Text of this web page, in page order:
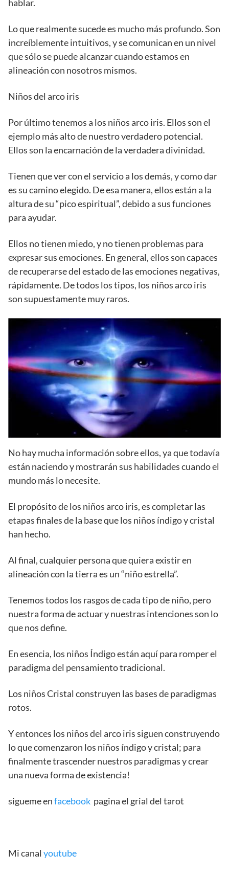
hablar.
Lo que realmente sucede es mucho más profundo. Son
increíblemente intuitivos, y se comunican en un nivel
que sólo se puede alcanzar cuando estamos en
alineación con nosotros mismos.
Niños del arco iris
Por último tenemos a los niños arco iris. Ellos son el
ejemplo más alto de nuestro verdadero potencial.
Ellos son la encarnación de la verdadera divinidad.
Tienen que ver con el servicio a los demás, y como dar
es su camino elegido. De esa manera, ellos están a la
altura de su “pico espiritual”, debido a sus funciones
para ayudar.
Ellos no tienen miedo, y no tienen problemas para
expresar sus emociones. En general, ellos son capaces
de recuperarse del estado de las emociones negativas,
rápidamente. De todos los tipos, los niños arco iris
son supuestamente muy raros.
No hay mucha información sobre ellos, ya que todavía
están naciendo y mostrarán sus habilidades cuando el
mundo más lo necesite.
El propósito de los niños arco iris, es completar las
etapas finales de la base que los niños índigo y cristal
han hecho.
Al final, cualquier persona que quiera existir en
alineación con la tierra es un “niño estrella”.
Tenemos todos los rasgos de cada tipo de niño, pero
nuestra forma de actuar y nuestras intenciones son lo
que nos define.
En esencia, los niños Índigo están aquí para romper el
paradigma del pensamiento tradicional.
Los niños Cristal construyen las bases de paradigmas
rotos.
Y entonces los niños del arco iris siguen construyendo
lo que comenzaron los niños índigo y cristal; para
finalmente trascender nuestros paradigmas y crear
una nueva forma de existencia!
sigueme enfacebook pagina el grial del tarot
Mi canal youtube